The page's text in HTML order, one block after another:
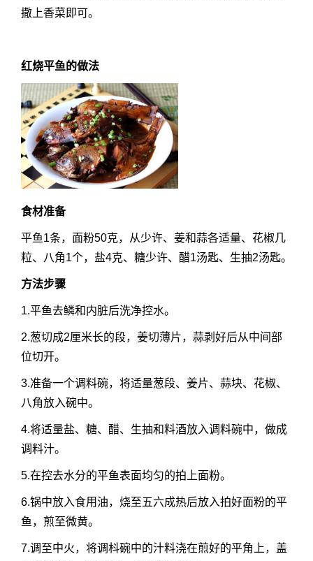
撒上香菜即可。
红烧平鱼的做法
食材准备
平鱼1条，面粉50克，从少许、姜和蒜各适量、花椒几
粒、八角1个，盐4克、糖少许、醋1汤匙、生抽2汤匙。
方法步骤
1.平鱼去鳞和内脏后洗净控水。
2.葱切成2厘米长的段，姜切薄片，蒜剥好后从中间部
位切开。
3.准备一个调料碗，将适量葱段、姜片、蒜块、花椒、
八角放入碗中。
4.将适量盐、糖、醋、生抽和料酒放入调料碗中，做成
调料汁。
5.在控去水分的平鱼表面均匀的拍上面粉。
6.锅中放入食用油，烧至五六成热后放入拍好面粉的平
鱼，煎至微黄。
7.调至中火，将调枓碗中的汁料浇在煎好的平角上，盖